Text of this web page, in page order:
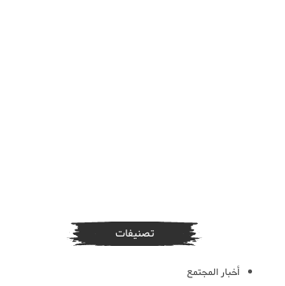
تصنيفات
أخبار المجتمع